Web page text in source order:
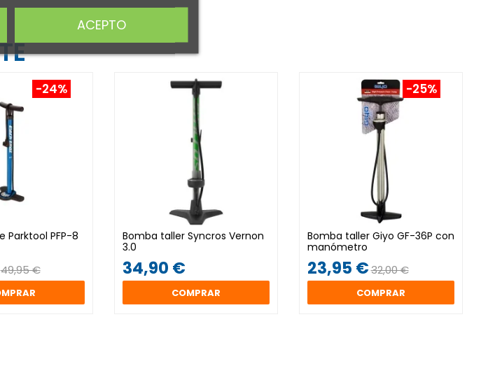
-24%
Parktool PFP-8
49,95 €
Bomba taller Syncros Vernon
3.0
34,90 €
COMPRAR
-25%
Bomba taller Giyo GF-36P con
manómetro
23,95 €32,00 €
COMPRAR
ACEPTO